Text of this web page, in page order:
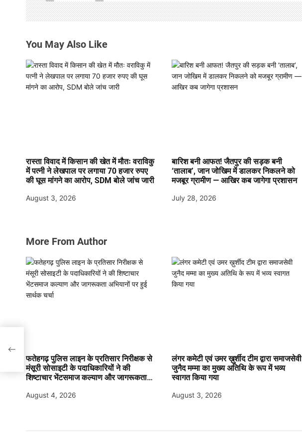
g
t
i
o
You May Also Like
रास्ता विवाद में किसान की खेत में मौतः वराविकु
में पत्नी ने लेखपाल पर लगाया 70 हजार रुपए
की घूस मांगने का आरोप, SDM बोले जांच जारी
August 3, 2026
बारिश बनी आफत! जैतपुर की सड़क बनी
‘तालाब’, जान जोखिम में डालकर निकलने को
मजबूर ग्रामीण — आखिर कब जागेगा प्रशासन
July 28, 2026
More From Author
फतेहगढ़ पुलिस लाइन के प्रतिसार निरीक्षक से
मंसूरी सोसाइटी के पदाधिकारियों ने की
शिष्टाचार भेंटसमाज कल्याण और जागरूकता
August 4, 2026
लंगर कमेटी एवं उमर ख़ुर्शीद टीम द्वारा समाजसेवी
जुनैद मम्मा का मुख्य अतिथि के रूप में भव्य
स्वागत किया गया
August 3, 2026